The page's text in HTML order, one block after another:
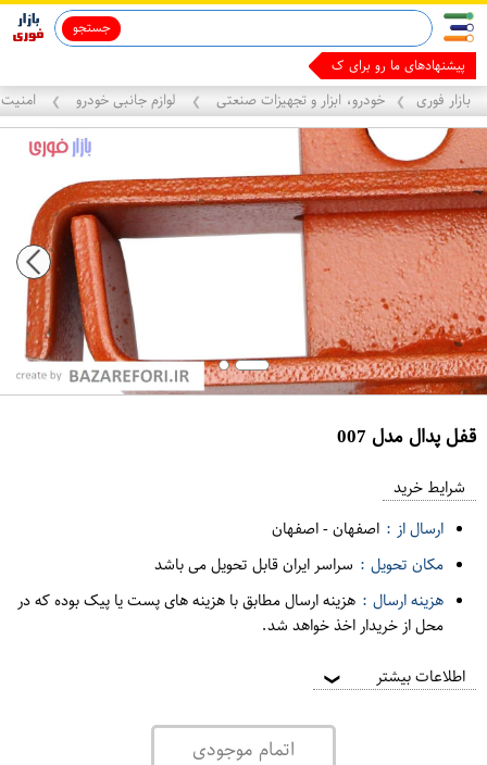
جستجو
پیشنهادهای ما رو برای کسب درآم
بازار فوری ❯ خودرو، ابزار و تجهیزات صنعتی ❯ لوازم جانبی خودرو ❯
قفل پدال مدل 007
ف
ر
و
ش
ی
ت
شرایط خرید
ارسال از : اصفهان-اصفهان
مکان تحویل : سراسر ایران قابل تحویل می باشد
هزینه ارسال : هزینه ارسال مطابق با هزینه های پست یا پیک بوده که در
محل از خریدار اخذ خواهد شد.
اطلاعات بیشتر ❯
اتمام موجودی